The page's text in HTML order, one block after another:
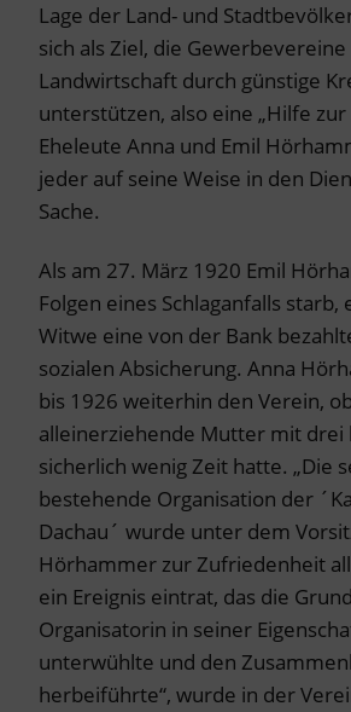
Lage der Land- und
sich als Ziel, die
Landwirtschaft durch günstige
unterstützen, also eine „Hilfe zur
Eheleute Anna und Emil
jeder auf seine Weise in den
Sache.
Als am 27. März 1920 Emil
Folgen eines Schlaganfalls starb,
Witwe eine von der Bank
sozialen Absicherung. Anna
bis 1926 weiterhin den Verein,
alleinerziehende Mutter mit drei
sicherlich wenig Zeit hatte. „Die
bestehende Organisation der
Dachau´ wurde unter dem
Hörhammer zur Zufriedenheit
ein Ereignis eintrat, das die
Organisatorin in seiner
unterwühlte und den
herbeiführte“, wurde in der